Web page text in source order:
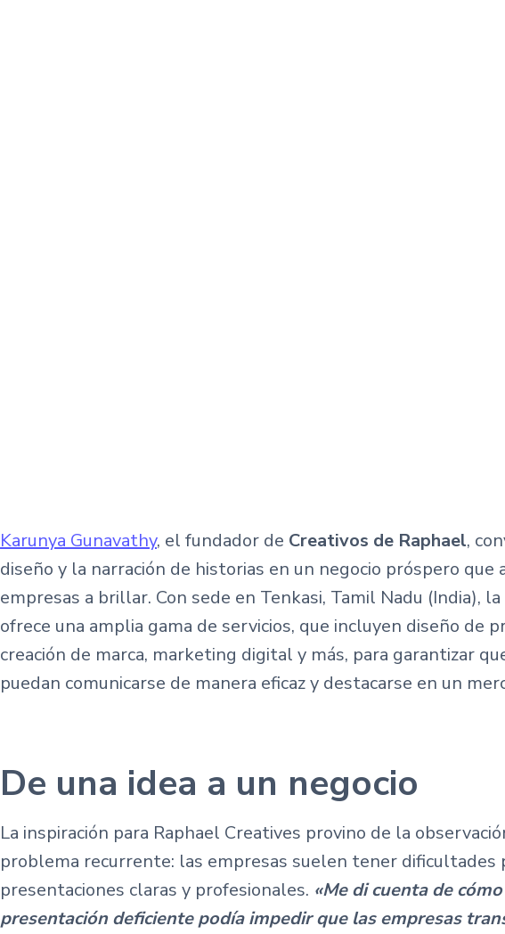
Karunya Gunavathy, el fundador de Creativos de Raphael,
diseño y la narración de historias en un negocio próspero que
empresas a brillar. Con sede en Tenkasi, Tamil Nadu (India),
ofrece una amplia gama de servicios, que incluyen diseño de
creación de marca, marketing digital y más, para garantizar
puedan comunicarse de manera eficaz y destacarse en un
De una idea a un negocio
La inspiración para Raphael Creatives provino de la
problema recurrente: las empresas suelen tener dificultades
presentaciones claras y profesionales. «Me di cuenta de
presentación deficiente podía impedir que las empresas